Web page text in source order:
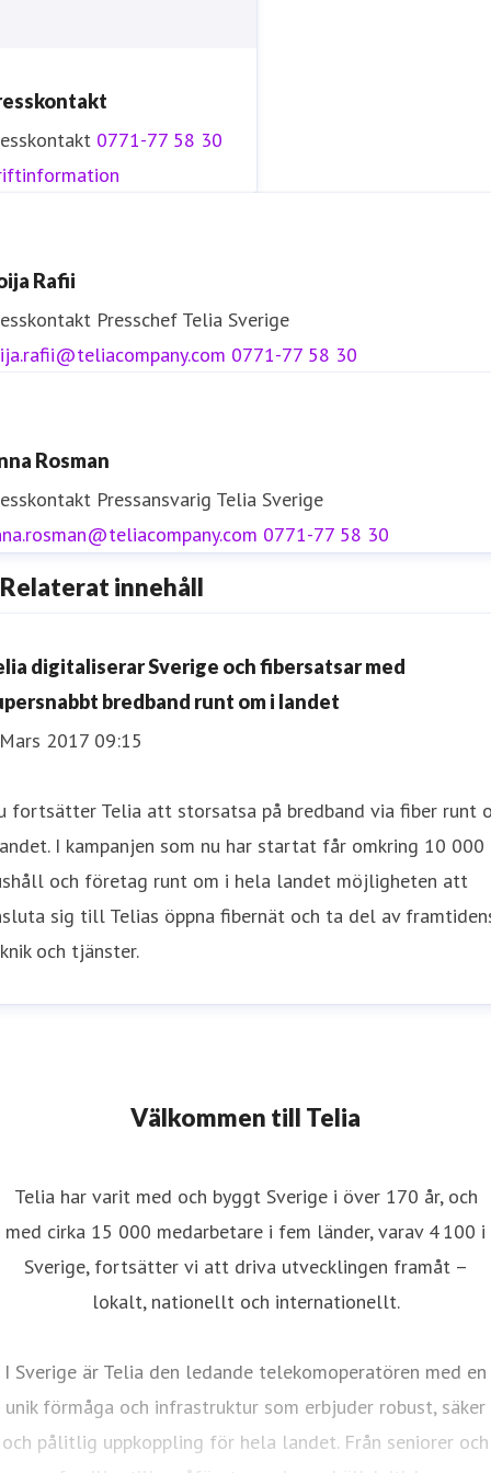
0771-77 58 30
Rafii
Presschef Telia Sverige
0771-77 58 30
Rosman
Pressansvarig Telia Sverige
0771-77 58 30
Relaterat innehåll
digitaliserar Sverige och fibersatsar med
bredband runt om i landet
2017 09:15
fortsätter Telia att storsatsa på bredband via fiber runt
I kampanjen som nu har startat får omkring 10 000
och företag runt om i hela landet möjligheten att
sig till Telias öppna fibernät och ta del av
och tjänster.
Välkommen till Telia
Telia har varit med och byggt Sverige i över 170 år, och
med cirka 15 000 medarbetare i fem länder, varav 4 100 i
Sverige, fortsätter vi att driva utvecklingen framåt –
lokalt, nationellt och internationellt.
I Sverige är Telia den ledande telekomoperatören med en
unik förmåga och infrastruktur som erbjuder robust, säker
och pålitlig uppkoppling för hela landet. Från seniorer och